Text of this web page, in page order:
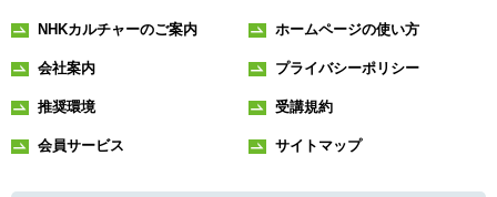
NHKカルチャーのご案内 ホームページの使い方
会社案内 プライバシーポリシー
推奨環境 受講規約
会員サービス サイトマップ